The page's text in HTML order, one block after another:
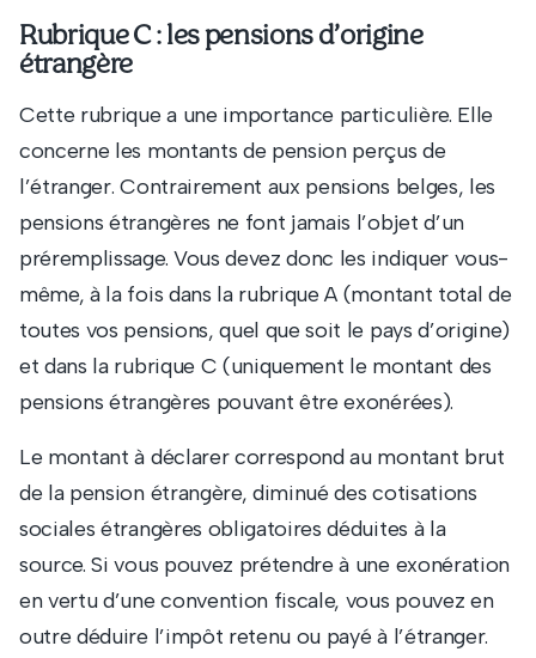
Rubrique C : les pensions d’origine
étrangère
Cette rubrique a une importance particulière. Elle
concerne les montants de pension perçus de
l’étranger. Contrairement aux pensions belges, les
pensions étrangères ne font jamais l’objet d’un
préremplissage. Vous devez donc les indiquer vous-
même, à la fois dans la rubrique A (montant total de
toutes vos pensions, quel que soit le pays d’origine)
et dans la rubrique C (uniquement le montant des
pensions étrangères pouvant être exonérées).
Le montant à déclarer correspond au montant brut
de la pension étrangère, diminué des cotisations
sociales étrangères obligatoires déduites à la
source. Si vous pouvez prétendre à une exonération
en vertu d’une convention fiscale, vous pouvez en
outre déduire l’impôt retenu ou payé à l’étranger.